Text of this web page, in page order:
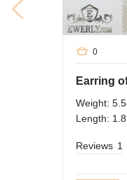
0
Earring
Weight:
Length:
Reviews 1